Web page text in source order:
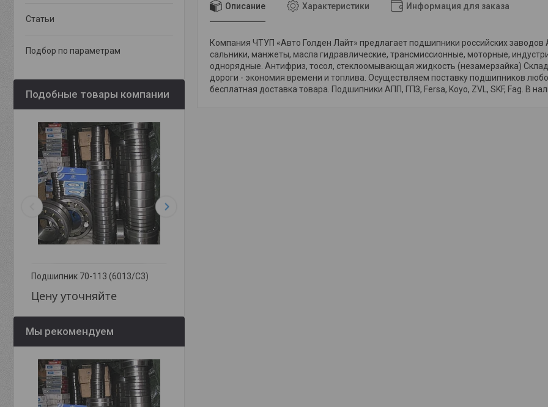
Описание Характеристики Информация для заказа
Компания ЧТУП «Авто Голден Лайт» предлагает подшипники российских заводов
сальники, манжеты, масла гидравлические, трансмиссионные, моторные,
однорядные. Антифриз, тосол, стеклоомывающая жидкость (незамерзайка)
дороги - экономия времени и топлива. Осуществляем поставку подшипников
бесплатная доставка товара. Подшипники АПП, ГПЗ, Fersa, Koyo, ZVL, SKF, Fag. В
Статьи
Подбор по параметрам
Подобные товары компании
Подшипник 70-113 (6013/С3)
Цену уточняйте
Мы рекомендуем